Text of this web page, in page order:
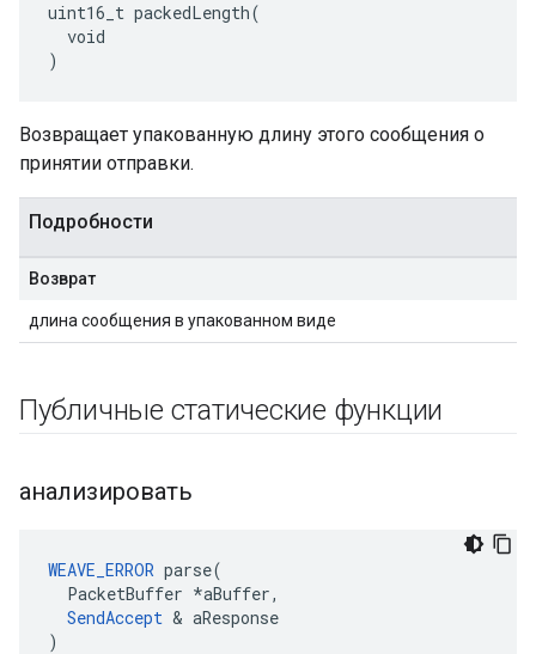
uint16_t packedLength(
  void
)
Возвращает упакованную длину этого сообщения о
принятии отправки.
Подробности
Возврат
длина сообщения в упакованном виде
Публичные статические функции
анализировать
WEAVE_ERROR parse(
  PacketBuffer *aBuffer,
SendAccept & aResponse
)